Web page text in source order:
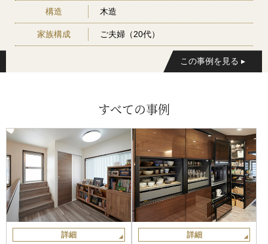
構造 木造
家族構成 ご夫婦（20代）
すべての事例
詳細 詳細